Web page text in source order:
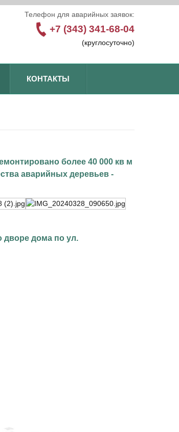
Телефон для аварийных заявок:
+7 (343) 341-68-04
(круглосуточно)
КОНТАКТЫ
более 40 000 кв м
аварийных деревьев -
дворе дома по ул.